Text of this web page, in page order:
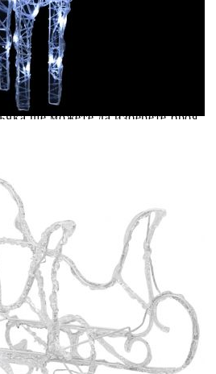
е с информационна цел.
си с бутона "Добави в
ще можете да изберете броя
е с информационна цел.
си с бутона "Добави в
ще можете да изберете броя
Вие я получавате и
да я платите към тях:
момента на изпращане на
За покупки на стойност до
20% от стойността на
с карта. Останалата сума се
вноски без оскъпяване. За
1000 лв. / €511.31
на поръчката се
вноски с оскъпяване. За
2000 лв. / €1022.61